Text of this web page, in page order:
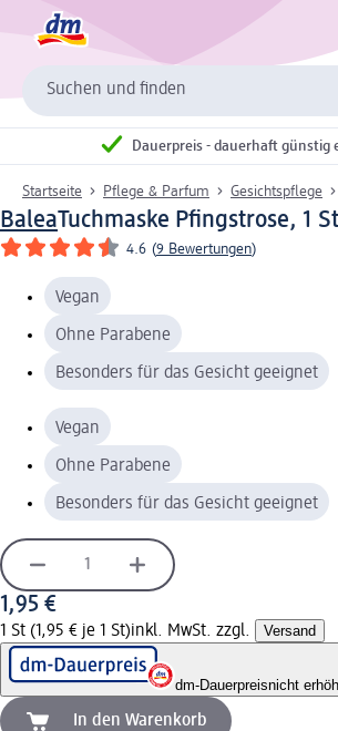
Suchen und finden
Dauerpreis - dauerhaft günstig
Startseite Pflege & Parfum Gesichtspflege
BaleaTuchmaske Pfingstrose, 1 St
4.6 (9 Bewertungen)
Vegan
Ohne Parabene
Besonders für das Gesicht geeignet
Vegan
Ohne Parabene
Besonders für das Gesicht geeignet
1,95 €
1 St (1,95 € je 1 St)inkl. MwSt. zzgl. Versand
dm-Dauerpreisnicht
In den Warenkorb